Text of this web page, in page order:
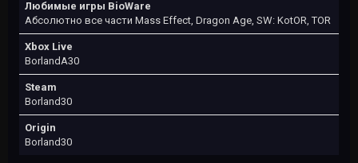
Любимые игры BioWare
Абсолютно все части Mass Effect, Dragon Age, SW: KotOR, TOR
Xbox Live
BorlandA30
Steam
Borland30
Origin
Borland30